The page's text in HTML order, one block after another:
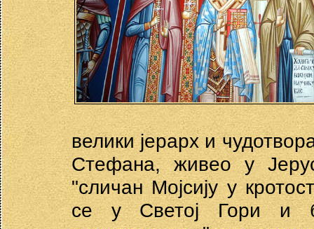
велики јерарх и
Стефана, живео у
"сличан Мојсију у
се у Светој Гори и